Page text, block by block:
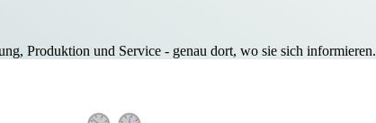
Produktion und Service - genau dort, wo sie sich informieren.